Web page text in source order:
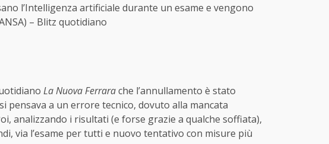
l’Intelligenza artificiale durante un esame e vengono
– Blitz quotidiano
La Nuova Ferrarache l’annullamento è stato
pensava a un errore tecnico, dovuto alla mancata
analizzando i risultati (e forse grazie a qualche soffiata),
via l’esame per tutti e nuovo tentativo con misure più